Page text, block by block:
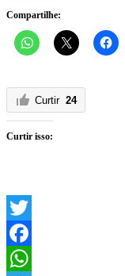
Compartilhe:
Curtir 24
Curtir isso:
Twitter
Facebook